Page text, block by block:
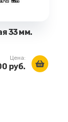
33 мм.
Цена:
руб.